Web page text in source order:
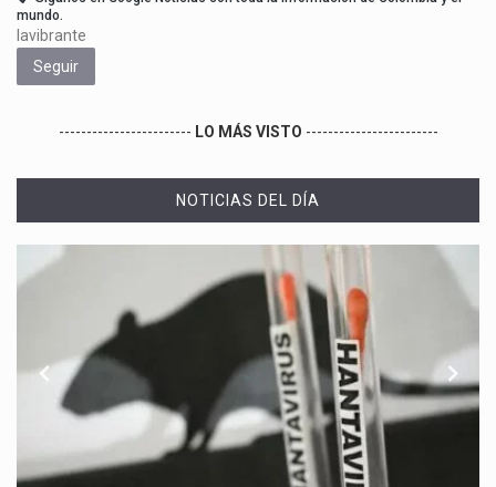
mundo.
lavibrante
Seguir
------------------------ LO MÁS VISTO ------------------------
NOTICIAS DEL DÍA